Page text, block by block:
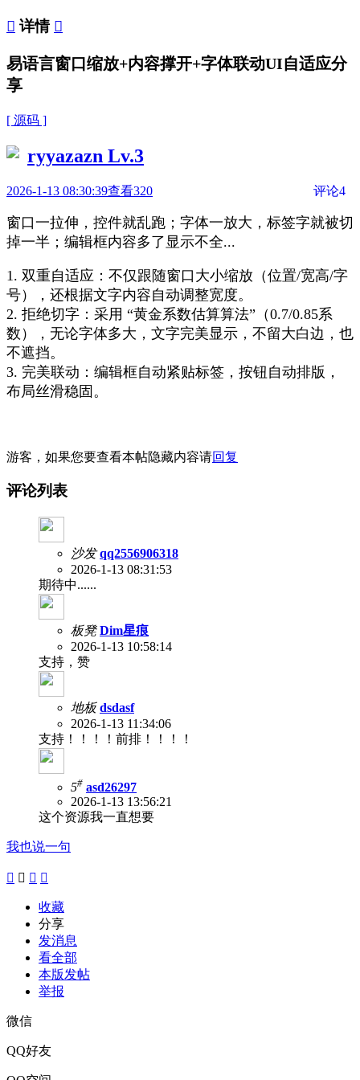
 详情 
易语言窗口缩放+内容撑开+字体联动UI自适应分
享
[ 源码 ]
ryyazazn Lv.3
2026-1-13 08:30:39查看320 评论4
窗口一拉伸，控件就乱跑；字体一放大，标签字就被切
掉一半；编辑框内容多了显示不全...
1. 双重自适应：不仅跟随窗口大小缩放（位置/宽高/字
号），还根据文字内容自动调整宽度。
2. 拒绝切字：采用 “黄金系数估算算法”（0.7/0.85系
数），无论字体多大，文字完美显示，不留大白边，也
不遮挡。
3. 完美联动：编辑框自动紧贴标签，按钮自动排版，
布局丝滑稳固。
游客，如果您要查看本帖隐藏内容请回复
评论列表
沙发 qq2556906318
2026-1-13 08:31:53
期待中......
板凳 Dim星痕
2026-1-13 10:58:14
支持，赞
地板 dsdasf
2026-1-13 11:34:06
支持！！！！前排！！！！
5# asd26297
2026-1-13 13:56:21
这个资源我一直想要
我也说一句
   
收藏
分享
发消息
看全部
本版发帖
举报
微信
QQ好友